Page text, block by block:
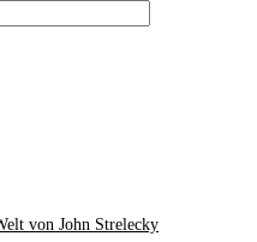
von John Strelecky